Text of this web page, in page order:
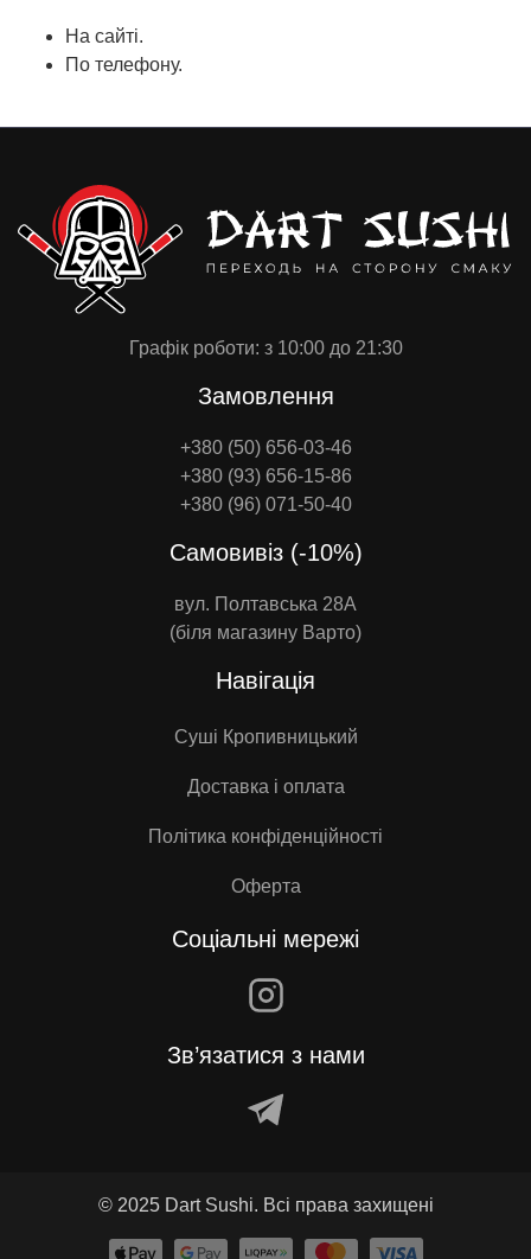
На сайті.
По телефону.
Графік роботи: з 10:00 до 21:30
Замовлення
+380 (50) 656-03-46
+380 (93) 656-15-86
+380 (96) 071-50-40
Самовивіз (-10%)
вул. Полтавська 28А
(біля магазину Варто)
Навігація
Суші Кропивницький
Доставка і оплата
Політика конфіденційності
Оферта
Соціальні мережі
Зв’язатися з нами
© 2025 Dart Sushi. Всі права захищені